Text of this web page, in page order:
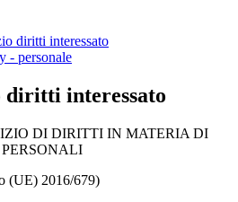
diritti interessato
- personale
diritti interessato
DI DIRITTI IN MATERIA DI
(UE) 2016/679)